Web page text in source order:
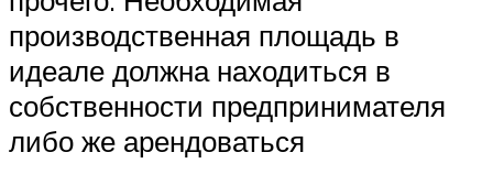
производственная площадь в
идеале должна находиться в
собственности предпринимателя
либо же арендоваться